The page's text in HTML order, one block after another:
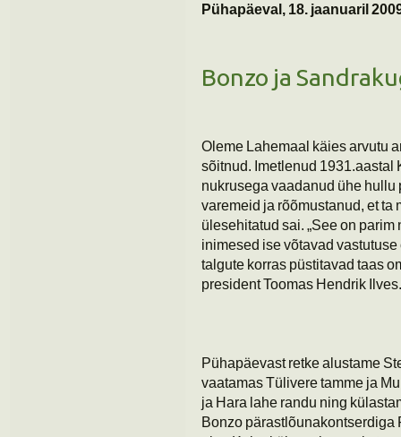
Pühapäeval, 18. jaanuaril
Bonzo ja
Oleme Lahemaal käies arvutu
sõitnud. Imetlenud 1931.aastal
nukrusega vaadanud ühe
varemeid ja rõõmustanud, et ta
ülesehitatud sai. „See on
inimesed ise võtavad
talgute korras püstitavad taas
president Toomas Hendrik Ilves.
Pühapäevast retke alustame
vaatamas Tülivere tamme ja
ja Hara lahe randu ning
Bonzo pärastlõunakontserdiga